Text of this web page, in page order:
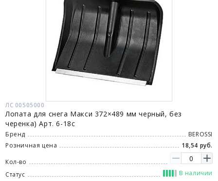
ЛС 00505000
Лопата для снега Макси 372×489 мм черный, без
черенка) Арт. 6-18с
Бренд
BEROSSI
Розничная цена
18,54 руб.
Кол-во
Статус
В наличии